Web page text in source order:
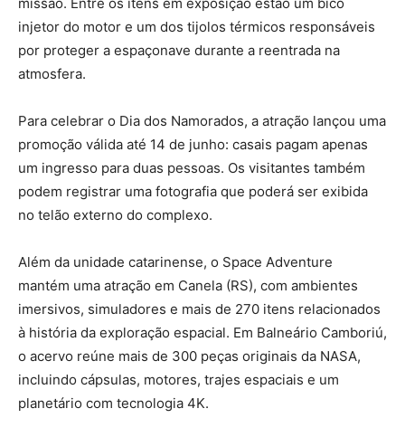
injetor do motor e um dos tijolos térmicos responsáveis
por proteger a espaçonave durante a reentrada na
atmosfera.
Para celebrar o Dia dos Namorados, a atração lançou uma
promoção válida até 14 de junho: casais pagam apenas
um ingresso para duas pessoas. Os visitantes também
podem registrar uma fotografia que poderá ser exibida
no telão externo do complexo.
Além da unidade catarinense, o Space Adventure
mantém uma atração em Canela (RS), com ambientes
imersivos, simuladores e mais de 270 itens relacionados
à história da exploração espacial. Em Balneário Camboriú,
o acervo reúne mais de 300 peças originais da NASA,
incluindo cápsulas, motores, trajes espaciais e um
planetário com tecnologia 4K.